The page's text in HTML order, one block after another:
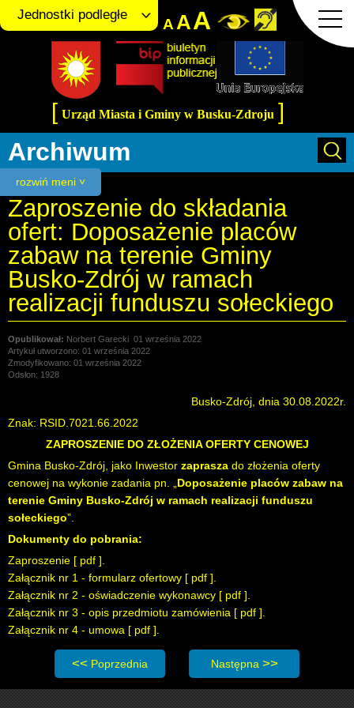
AAA
Jednostki podległe
[ Urząd Miasta i Gminy w Busku-Zdroju ]
rozwiń meni ˅
Archiwum
Zaproszenie do składania
ofert: Doposażenie placów
zabaw na terenie Gminy
Busko-Zdrój w ramach
realizacji funduszu sołeckiego
Norbert Garecki 01 września 2022
Artykuł utworzono: 01 września 2022
Zmodyfikowano: 01 września 2022
Odsłon: 1928
Busko-Zdrój, dnia 30.08.2022r.
Znak: RSID.7021.66.2022
ZAPROSZENIE DO ZŁOŻENIA OFERTY CENOWEJ
Gmina Busko-Zdrój, jako Inwestor zaprasza do złożenia oferty
cenowej na wykonie zadania pn. „ Doposażenie placów zabaw na
terenie Gminy Busko-Zdrój w ramach realizacji funduszu
sołeckiego”.
Dokumenty do pobrania:
Zaproszenie [ pdf ].
Załącznik nr 1 - formularz ofertowy [ pdf ].
Załącznik nr 2 - oświadczenie wykonawcy [ pdf ].
Załącznik nr 3 - opis przedmiotu zamówienia [ pdf ].
Załącznik nr 4 - umowa [ pdf ].
Poprzednia strona: Zaproszenie do składania ofert:
Poprzednia Następna strona:
Następna